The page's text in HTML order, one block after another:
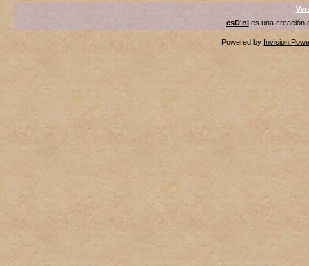
esD'nies una creación
Powered by Invision